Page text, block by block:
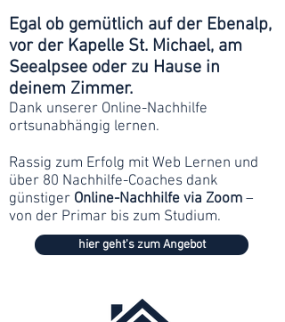
Egal ob gemütlich auf der Ebenalp,
vor der Kapelle St. Michael, am
Seealpsee oder zu Hause in
deinem Zimmer.
Dank unserer Online-Nachhilfe
ortsunabhängig lernen.
Rassig zum Erfolg mit Web Lernen und
über 80 Nachhilfe-Coaches dank
günstiger Online-Nachhilfe via Zoom –
von der Primar bis zum Studium.
hier geht's zum Angebot